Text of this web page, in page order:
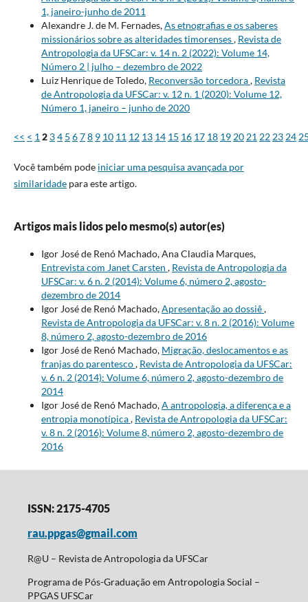
1, janeiro-junho de 2011
Alexandre J. de M. Fernades,As etnografias e os saberes
missionários sobre as alteridades timorenses, Revista de
Antropologia da UFSCar: v. 14 n. 2 (2022): Volume 14,
Número 2 | julho – dezembro de 2022
Luiz Henrique de Toledo, Reconversão torcedora, Revista
de Antropologia da UFSCar: v. 12 n. 1 (2020): Volume 12,
Número 1, janeiro – junho de 2020
<< < 1 2 34 5 678 9 10 11 12 13 14 15 16 17 18 19 20 21 22 23 24
Você também pode iniciar uma pesquisa avançada por
similaridadepara este artigo.
Artigos mais lidos pelo mesmo(s) autor(es)
Igor José de Renó Machado, Ana Claudia Marques,
Entrevista com Janet Carsten , Revista de Antropologia da
UFSCar: v. 6 n. 2 (2014): Volume 6, número 2, agosto-
dezembro de 2014
Igor José de Renó Machado,Apresentação ao dossiê,
Revista de Antropologia da UFSCar: v. 8 n. 2 (2016): Volume
8, número 2, agosto-dezembro de 2016
Igor José de Renó Machado, Migração, deslocamentos e as
franjas do parentesco, Revista de Antropologia da UFSCar:
v. 6 n. 2 (2014): Volume 6, número 2, agosto-dezembro de
2014
Igor José de Renó Machado,A antropologia, a diferença e a
entropia monotípica, Revista de Antropologia da UFSCar:
v. 8 n. 2 (2016): Volume 8, número 2, agosto-dezembro de
2016
ISSN: 2175-4705
rau.ppgas@gmail.com
R@U – Revista de Antropologia da UFSCar
Programa de Pós-Graduação em Antropologia Social –
PPGAS UFSCar